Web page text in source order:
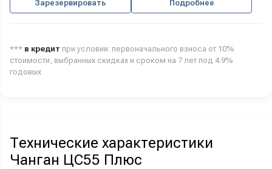
Зарезервировать Подробнее
*** в кредит при условии: первоначального взноса от 10%
стоимости, выбранных скидках и сроком на 7 лет под 4.9%
годовых
Технические характеристики
Чанган ЦС55 Плюс